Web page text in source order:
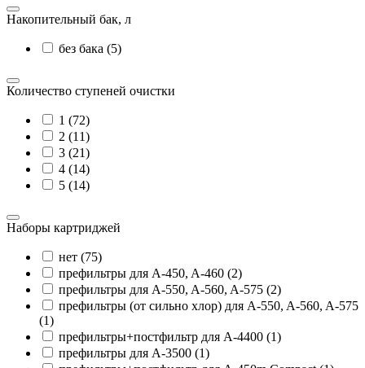
Накопительный бак, л
без бака (5)
Количество ступеней очистки
1 (72)
2 (11)
3 (21)
4 (14)
5 (14)
Наборы картриджей
нет (75)
префильтры для A-450, A-460 (2)
префильтры для A-550, A-560, A-575 (2)
префильтры (от сильно хлор) для A-550, A-560, A-575
(1)
префильтры+постфильтр для A-4400 (1)
префильтры для A-3500 (1)